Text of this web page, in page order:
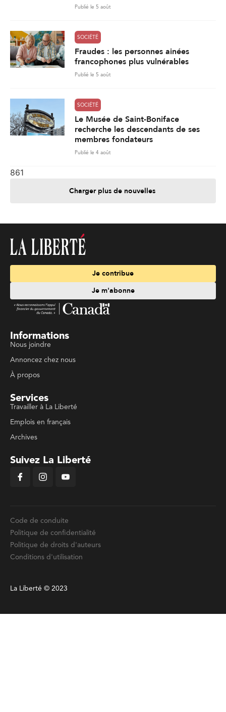
Publié le 5 août
SOCIÉTÉ
Fraudes : les personnes ainées
francophones plus vulnérables
Publié le 5 août
SOCIÉTÉ
Le Musée de Saint-Boniface
recherche les descendants de ses
membres fondateurs
Publié le 4 août
861
Charger plus de nouvelles
Je contribue
Je m'abonne
Informations
Nous joindre
Annoncez chez nous
À propos
Services
Travailler à La Liberté
Emplois en français
Archives
Suivez La Liberté
Code de conduite
Politique de confidentialité
Politique de droits d'auteurs
Conditions d'utilisation
La Liberté © 2023